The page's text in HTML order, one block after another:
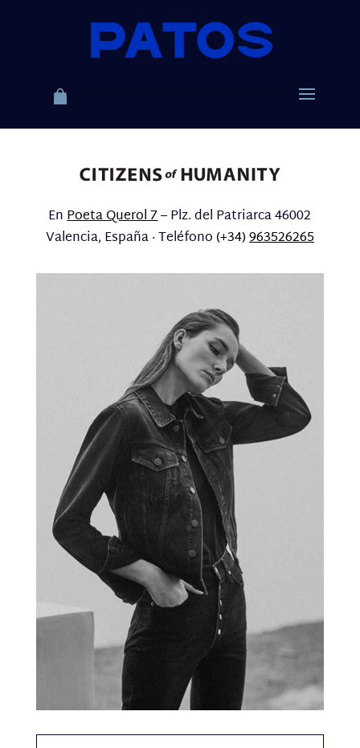
EnPoeta Querol 7– Plz. del Patriarca 46002
Valencia, España · Teléfono (+34)963526265